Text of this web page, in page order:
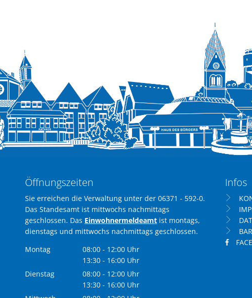
Öffnungszeiten
Sie erreichen die Verwaltung unter der 06371 - 592-0.
Das Standesamt ist mittwochs nachmittags
geschlossen. Das Einwohnermeldeamt ist montags,
dienstags und mittwochs nachmittags geschlossen.
Montag
08:00 - 12:00 Uhr
Von 08:00 bis 12:00 Uhr
13:30 - 16:00 Uhr
Von 13:30 bis 16:00 Uhr
Dienstag 08:00 - 12:00 Uhr
Von 08:00 bis 12:00 Uhr
13:30 - 16:00 Uhr
Von 13:30 bis 16:00 Uhr
Infos